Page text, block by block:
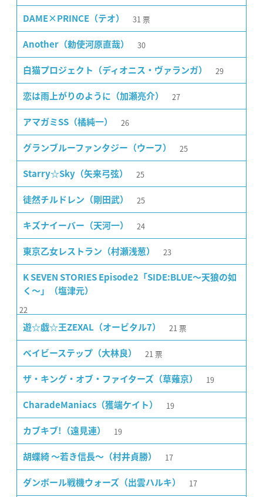
DAME×PRINCE（テオ） 31 票
Another（勅使河原直哉） 30
白猫プロジェクト（ディオニス・ヴァランガ） 29
恋は雨上がりのように（加瀬亮介） 27
アマガミSS（橘純一） 26
グランブルーファンタジー（ウーフ） 25
Starry☆Sky（矢来弓弦） 25
徒然チルドレン（剛田武） 25
キズナイーバー（天河一） 24
東京乙女レストラン（村瀬浅葱） 23
K SEVEN STORIES Episode2「SIDE:BLUE〜天狼の如
く〜」（塩津元）
22
遊☆戯☆王ZEXAL（オービタル7） 21 票
ベイビーステップ（大林良） 21 票
ザ・キング・オブ・ファイターズ（草薙京） 19
CharadeManiacs（獲端ケイト） 19
カブキブ!（遠見連） 19
胡蝶綺 〜若き信長〜（村井貞勝） 17
ダンボール戦機ウォーズ（出雲ハルキ） 17